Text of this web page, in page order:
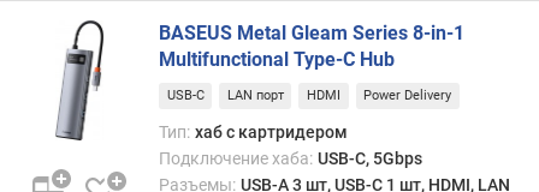
м
о
т
BASEUS Metal Gleam Series 8-in-1
Multifunctional Type-C Hub
USB-C LAN порт HDMI Power Delivery
Тип: хаб с картридером
Подключение хаба: USB-C, 5Gbps
Разъемы: USB-A 3 шт, USB-C 1 шт, HDMI, LAN